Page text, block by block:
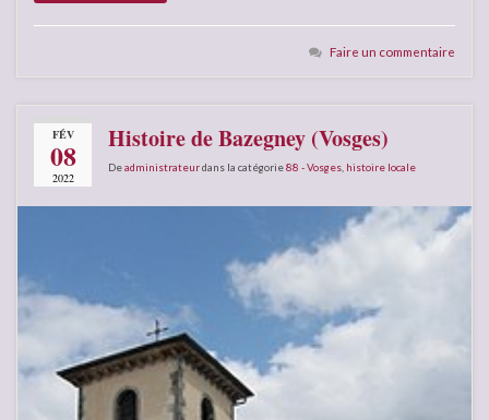
Faire un commentaire
FÉV
08
2022
Histoire de Bazegney (Vosges)
Deadministrateurdans la catégorie88 - Vosges histoire locale